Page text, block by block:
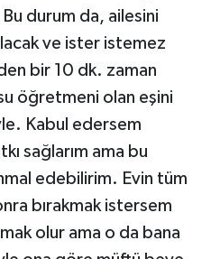
durum da, ailesini
ve ister istemez
bir 10 dk. zaman
öğretmeni olan eşini
Kabul edersem
sağlarım ama bu
edebilirim. Evin tüm
bırakmak istersem
olur ama o da bana